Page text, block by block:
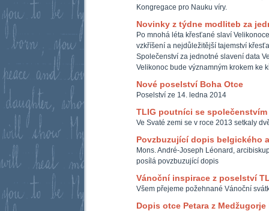
Kongregace pro Nauku víry.
Novinky z týdne modliteb za
Po mnohá léta křesťané slaví
vzkříšení a nejdůležitější tajemství
Společenství za jednotné slavení data
Velikonoc bude významným krokem ke
Nové poselství Boha Otce
Poselství ze 14. ledna 2014
TLIG poutníci se společenstvím
Ve Svaté zemi se v roce 2013 setkaly
Povzbuzující dopis belgického
Mons. André-Joseph Léonard,
posílá povzbuzující dopis
Vánoční inspirace z poselství
Všem přejeme požehnané Vánoční
Dopis otce Petara z